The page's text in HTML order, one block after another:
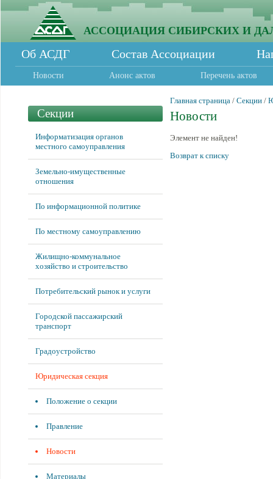
АССОЦИАЦИЯ СИБИРСКИХ И
Об АСДГ Состав Ассоциации
Новости Анонс актов Перечень актов
Секции
Информатизация органов
местного самоуправления
Земельно-имущественные
отношения
По информационной политике
По местному самоуправлению
Жилищно-коммунальное
хозяйство и строительство
Потребительский рынок и услуги
Городской пассажирский
транспорт
Градоустройство
Юридическая секция
Положение о секции
Правление
Новости
Материалы
Главная страница / Секции /
Новости
Элемент не найден!
Возврат к списку